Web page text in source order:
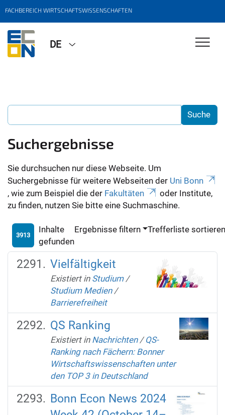
FACHBEREICH WIRTSCHAFTSWISSENSCHAFTEN
DE
Suchergebnisse
Sie durchsuchen nur diese Webseite. Um
Suchergebnisse für weitere Webseiten der Uni Bonn
, wie zum Beispiel die der Fakultäten
oder Institute,
zu finden, nutzen Sie bitte eine Suchmaschine.
3913
Inhalte
gefunden
Ergebnisse filtern Trefferliste
Vielfältigkeit
Existiert in Studium /
Studium Medien /
Barrierefreiheit
QS Ranking
Existiert in Nachrichten /QS-
Ranking nach Fächern: Bonner
Wirtschaftswissenschaften unter
den TOP 3 in Deutschland
Bonn Econ News 2024